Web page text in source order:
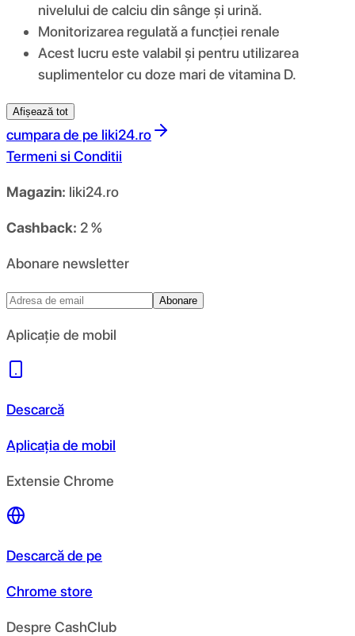
nivelului de calciu din sânge și urină.
Monitorizarea regulată a funcției renale
Acest lucru este valabil și pentru utilizarea
suplimentelor cu doze mari de vitamina D.
Afișează tot
cumpara de pe liki24.ro
Termeni si Conditii
Magazin: liki24.ro
Cashback: 2 %
Abonare newsletter
Abonare
Aplicație de mobil
Descarcă
Aplicația de mobil
Extensie Chrome
Descarcă de pe
Chrome store
Despre CashClub